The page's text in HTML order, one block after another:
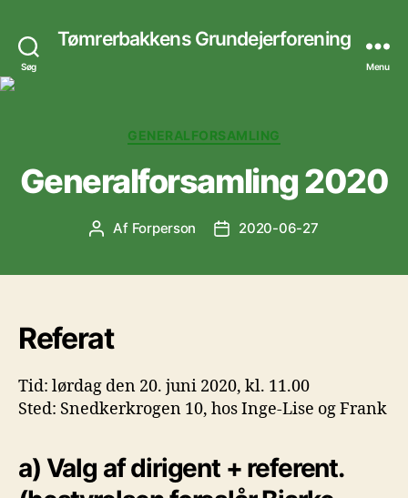
Søg
Tømrerbakkens Grundejerforening
Menu
Kategorier
GENERALFORSAMLING
Generalforsamling 2020
Indlægsforfatter
Af Forperson Indlægsdato
2020-06-27
Referat
Tid: lørdag den 20. juni 2020, kl. 11.00
Sted: Snedkerkrogen 10, hos Inge-Lise og Frank
a) Valg af dirigent + referent.